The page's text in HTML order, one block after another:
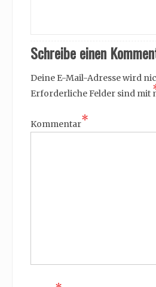
Schreibe einen
Deine E-Mail-Adresse wird
Erforderliche Felder sind mit
Kommentar*